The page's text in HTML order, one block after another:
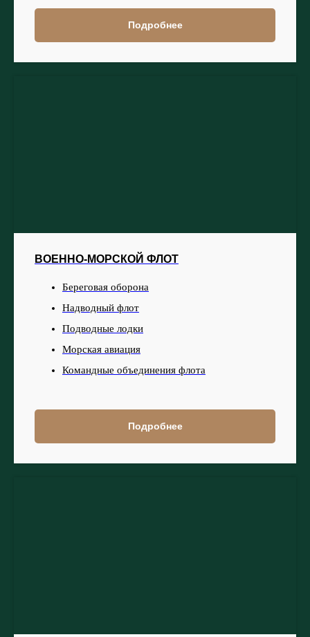
Подробнее
ВОЕННО-МОРСКОЙ ФЛОТ
Береговая оборона
Надводный флот
Подводные лодки
Морская авиация
Командные объединения флота
Подробнее